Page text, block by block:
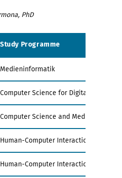
PhD
Study Programme
Medieninformatik
Computer Science for Digital Media
Computer Science and Media
Human-Computer Interaction
Human-Computer Interaction